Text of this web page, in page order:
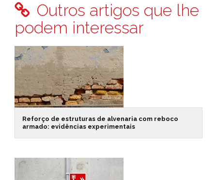
Outros artigos que lhe
podem interessar
Reforço de estruturas de alvenaria com reboco
armado: evidências experimentais